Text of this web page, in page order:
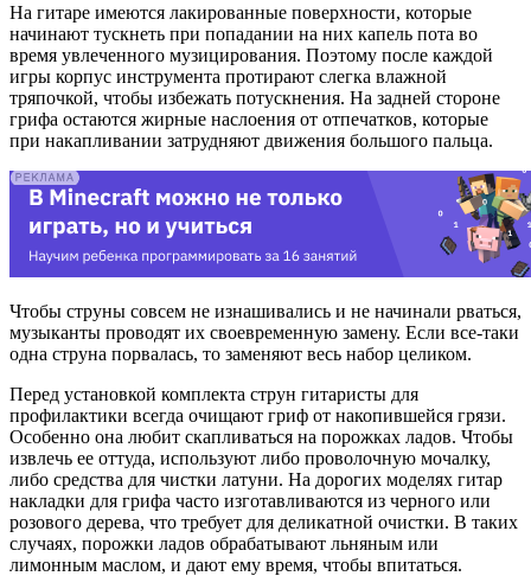
На гитаре имеются лакированные поверхности, которые
начинают тускнеть при попадании на них капель пота во
время увлеченного музицирования. Поэтому после каждой
игры корпус инструмента протирают слегка влажной
тряпочкой, чтобы избежать потускнения. На задней стороне
грифа остаются жирные наслоения от отпечатков, которые
при накапливании затрудняют движения большого пальца.
Чтобы струны совсем не изнашивались и не начинали рваться,
музыканты проводят их своевременную замену. Если все-таки
одна струна порвалась, то заменяют весь набор целиком.
Перед установкой комплекта струн гитаристы для
профилактики всегда очищают гриф от накопившейся грязи.
Особенно она любит скапливаться на порожках ладов. Чтобы
извлечь ее оттуда, используют либо проволочную мочалку,
либо средства для чистки латуни. На дорогих моделях гитар
накладки для грифа часто изготавливаются из черного или
розового дерева, что требует для деликатной очистки. В таких
случаях, порожки ладов обрабатывают льняным или
лимонным маслом, и дают ему время, чтобы впитаться.